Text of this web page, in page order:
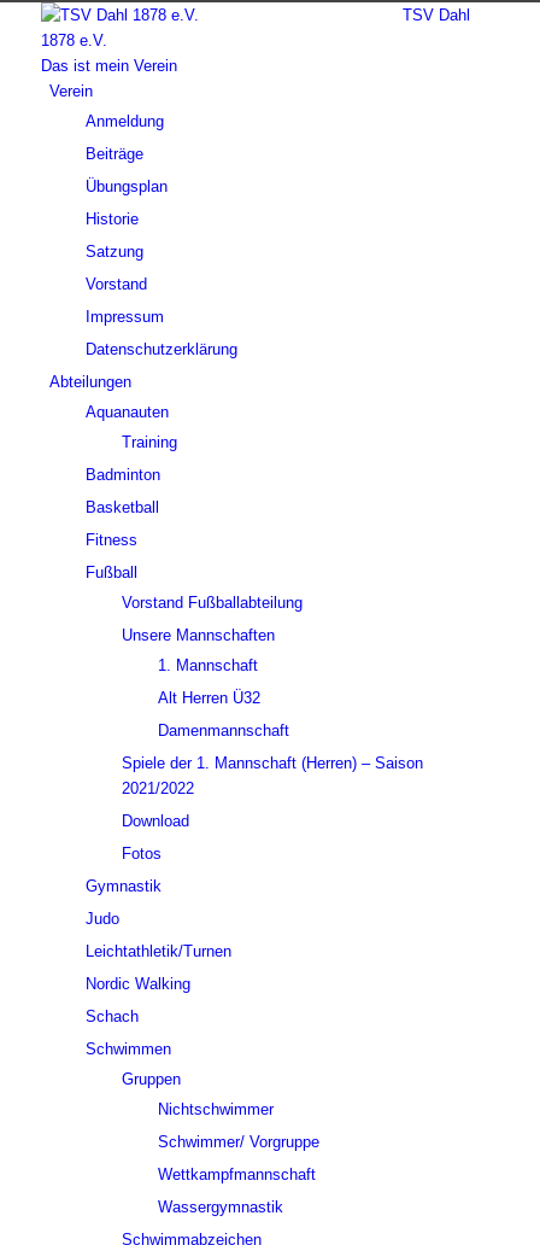
TSV Dahl
1878 e.V.
Das ist mein Verein
Verein
Anmeldung
Beiträge
Übungsplan
Historie
Satzung
Vorstand
Impressum
Datenschutzerklärung
Abteilungen
Aquanauten
Training
Badminton
Basketball
Fitness
Fußball
Vorstand Fußballabteilung
Unsere Mannschaften
1. Mannschaft
Alt Herren Ü32
Damenmannschaft
Spiele der 1. Mannschaft (Herren) – Saison
2021/2022
Download
Fotos
Gymnastik
Judo
Leichtathletik/Turnen
Nordic Walking
Schach
Schwimmen
Gruppen
Nichtschwimmer
Schwimmer/ Vorgruppe
Wettkampfmannschaft
Wassergymnastik
Schwimmabzeichen